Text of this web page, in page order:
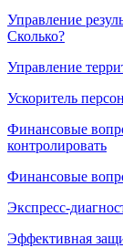
Управление
Сколько?
Управление
Ускоритель
Финансовые
контролировать
Финансовые
Экспресс-
Эффективная